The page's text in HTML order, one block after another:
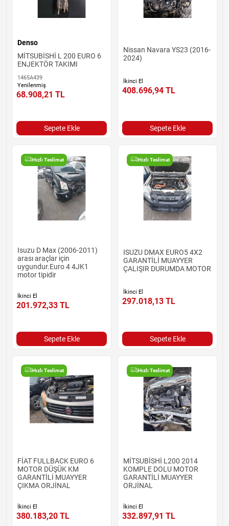
Denso
MİTSUBİSHİ L 200 EURO 6
ENJEKTÖR TAKIMI
1465A439
Yenilenmiş
68.908,21 TL
Sepete Ekle
Nissan Navara YS23 (2016-
2024)
İkinci El
408.696,94 TL
Sepete Ekle
Hızlı Teslimat
Isuzu D Max (2006-2011)
arası araçlar için
uygundur.Euro 4 4JK1
motor tipidir
İkinci El
201.972,33 TL
Sepete Ekle
Hızlı Teslimat
ISUZU DMAX EURO5 4X2
GARANTİLİ MUAYYER
ÇALIŞIR DURUMDA MOTOR
İkinci El
297.018,13 TL
Sepete Ekle
Hızlı Teslimat
FİAT FULLBACK EURO 6
MOTOR DÜŞÜK KM
GARANTİLİ MUAYYER
ÇIKMA ORJİNAL
İkinci El
380.183,20 TL
Hızlı Teslimat
MİTSUBİSHİ L200 2014
KOMPLE DOLU MOTOR
GARANTİLİ MUAYYER
ORJİNAL
İkinci El
332.897,91 TL